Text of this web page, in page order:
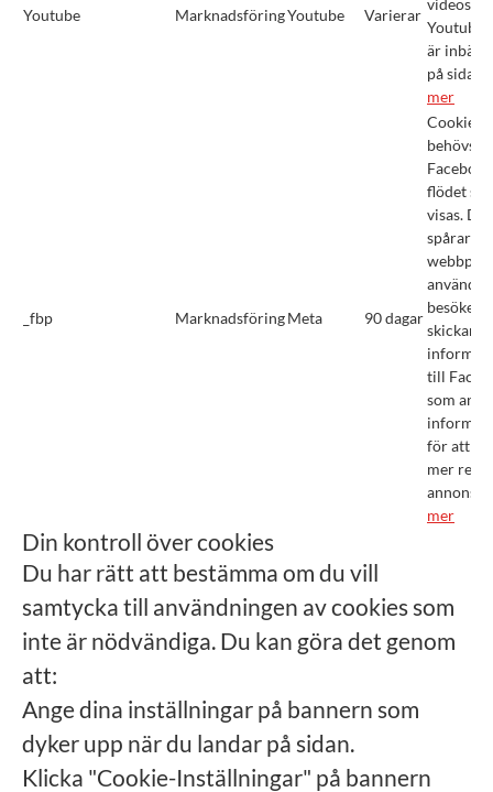
Youtube MarknadsföringYoutube Varierar
videos
Youtube,
är
på sidan.
mer
_fbp MarknadsföringMeta 90 dagar
Cookien
behövs
flödet ska
visas.
spårar
besöker
skickar
till
som
för att
mer
mer
Din kontroll över cookies
Du har rätt att bestämma om du vill
samtycka till användningen av cookies som
inte är nödvändiga. Du kan göra det genom
att:
Ange dina inställningar på bannern som
dyker upp när du landar på sidan.
Klicka "Cookie-Inställningar" på bannern